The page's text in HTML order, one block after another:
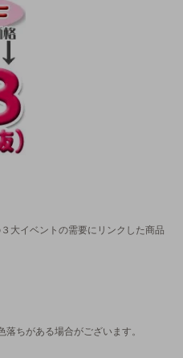
大イベントの需要にリンクした商品
ちがある場合がございます。